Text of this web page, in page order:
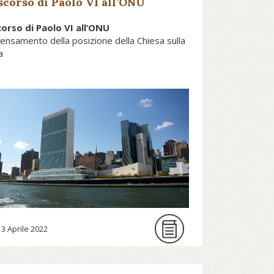
di Paolo VI all’ONU
della posizione della Chiesa sulla
il pontificato di Pio XII la
Sede aveva guardato con una
diffidenza alle istituzioni
nate dopo la Seconda
mondiale allo scopo di
la soluzione pacifica dei
sia perché le riteneva
a raggiungere
questo scopo; sia
vi scorgeva una concorrenza
religiosa la concordia tra i
Aprile 2022